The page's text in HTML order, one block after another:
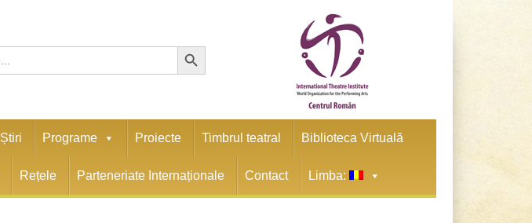
Search Button
Știri Programe Proiecte Timbrul teatral Biblioteca Virtuală
Rețele Parteneriate Internaționale Contact Limba: